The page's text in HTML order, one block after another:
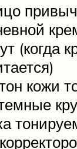
(когда
кожи